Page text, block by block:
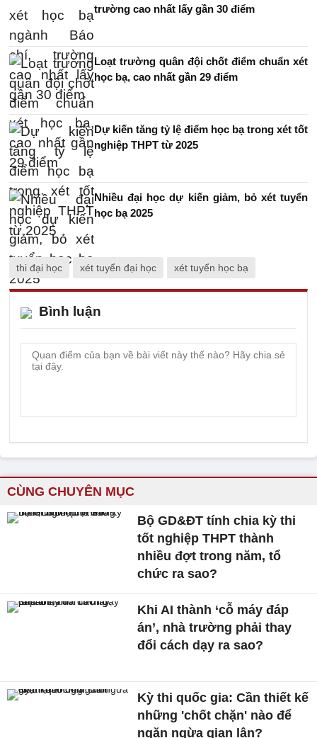
trường cao nhất lấy gần 30 điểm
Loạt trường quân đội chốt điểm chuẩn xét
học bạ, cao nhất gần 29 điểm
Dự kiến tăng tỷ lệ điểm học bạ trong xét tốt
nghiệp THPT từ 2025
Nhiều đại học dự kiến giảm, bỏ xét tuyển
học bạ 2025
thi đại học xét tuyển đại học xét tuyển học bạ
Bình luận
CÙNG CHUYÊN MỤC
Bộ GD&ĐT tính chia kỳ thi
tốt nghiệp THPT thành
nhiều đợt trong năm, tổ
chức ra sao?
Khi AI thành ‘cỗ máy đáp
án’, nhà trường phải thay
đổi cách dạy ra sao?
Kỳ thi quốc gia: Cần thiết kế
những 'chốt chặn' nào để
ngăn ngừa gian lận?